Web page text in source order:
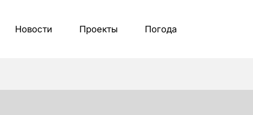
Новости Проекты Погода